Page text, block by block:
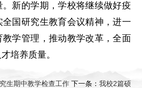
新的学期，学校将继续做好疫
国研究生教育会议精神，进一
学管理，推动教学改革，全面
培养质量。
生期中教学检查工作下一条： 我校2篇硕